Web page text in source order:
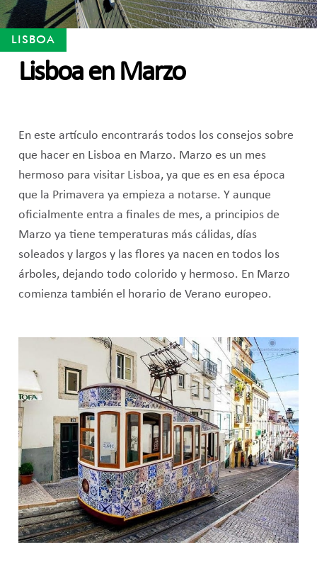
LISBOA
Lisboa en Marzo
En este artículo encontrarás todos los consejos sobre
que hacer en Lisboa en Marzo. Marzo es un mes
hermoso para visitar Lisboa, ya que es en esa época
que la Primavera ya empieza a notarse. Y aunque
oficialmente entra a finales de mes, a principios de
Marzo ya tiene temperaturas más cálidas, días
soleados y largos y las flores ya nacen en todos los
árboles, dejando todo colorido y hermoso. En Marzo
comienza también el horario de Verano europeo.